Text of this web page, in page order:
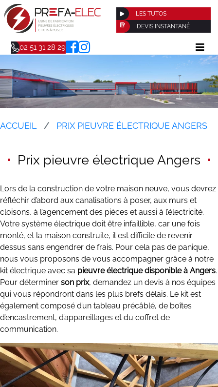
LES TUTOS
DEVIS INSTANTANÉ
02 51 31 28 29
ACCUEIL PRIX PIEUVRE ÉLECTRIQUE ANGERS
Prix pieuvre électrique Angers
Lors de la construction de votre maison neuve, vous devrez
réfléchir d’abord aux canalisations à poser, aux murs et
cloisons, à l’agencement des pièces et aussi à l’électricité.
Votre système électrique doit être infaillible, car une fois
monté, et la maison construite, il est difficile de revenir
dessus sans engendrer de frais. Pour cela pas de panique,
nous vous proposons de vous accompagner grâce à notre
kit électrique avec sa pieuvre électrique disponible à Angers.
Pour déterminer son prix, demandez un devis à nos équipes
qui vous répondront dans les plus brefs délais. Le kit est
également composé d’un tableau précâblé, de boîtes
d’encastrement, d’appareillages et du coffret de
communication.